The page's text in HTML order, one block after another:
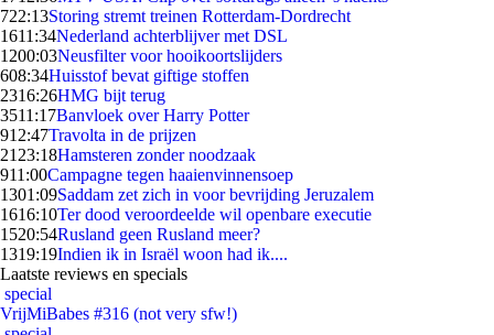
722:13Storing stremt treinen Rotterdam-Dordrecht
1611:34Nederland achterblijver met DSL
1200:03Neusfilter voor hooikoortslijders
608:34Huisstof bevat giftige stoffen
2316:26HMG bijt terug
3511:17Banvloek over Harry Potter
912:47Travolta in de prijzen
21 23:18Hamsteren zonder noodzaak
911:00Campagne tegen haaienvinnensoep
1301:09Saddam zet zich in voor bevrijding Jeruzalem
1616:10Ter dood veroordeelde wil openbare executie
1520:54Rusland geen Rusland meer?
1319:19Indien ik in Israël woon had ik....
Laatste reviews en specials
special
VrijMiBabes #316 (not very sfw!)